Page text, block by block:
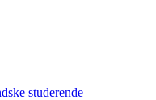
studerende